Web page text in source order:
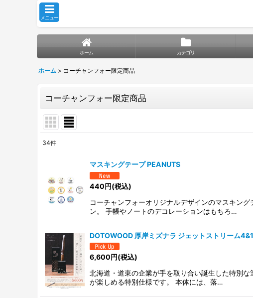
メニュー
ホーム カテゴリ
ホーム > コーチャンフォー限定商品
コーチャンフォー限定商品
並び順:
34件
マスキングテープ PEANUTS
440円(税込)
コーチャンフォーオリジナルデザインのマスキン
ン。 手帳やノートのデコレーションはもちろ…
DOTOWOOD 厚岸ミズナラ ジェットストリーム4&1
6,600円(税込)
北海道・道東の企業が手を取り合い誕生した特別
が楽しめる特別仕様です。 本体には、落…